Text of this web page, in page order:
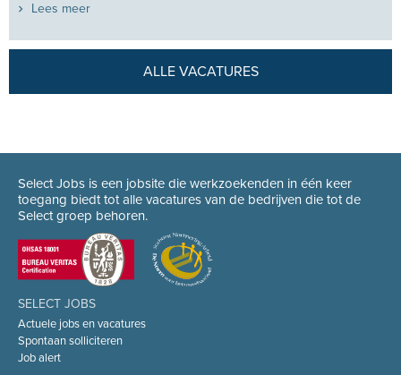
Lees meer
ALLE VACATURES
Select Jobs is een jobsite die werkzoekenden in één keer
toegang biedt tot alle vacatures van de bedrijven die tot de
Select groep behoren.
SELECT JOBS
Actuele jobs en vacatures
Spontaan solliciteren
Job alert